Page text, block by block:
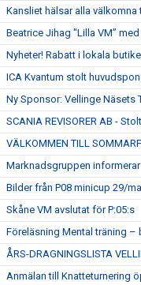
Kansliet hälsar alla
Beatrice Jihag "Lilla VM”
Nyheter! Rabatt i lokala
ICA Kvantum stolt
Ny Sponsor: Vellinge Näsets
SCANIA REVISORER AB -
VÄLKOMMEN TILL
Marknadsgruppen informerar
Bilder från P08 minicup 29/
Skåne VM avslutat för P:05:s
Föreläsning Mental träning
ÅRS-DRAGNINGSLISTA
Anmälan till Knatteturnering